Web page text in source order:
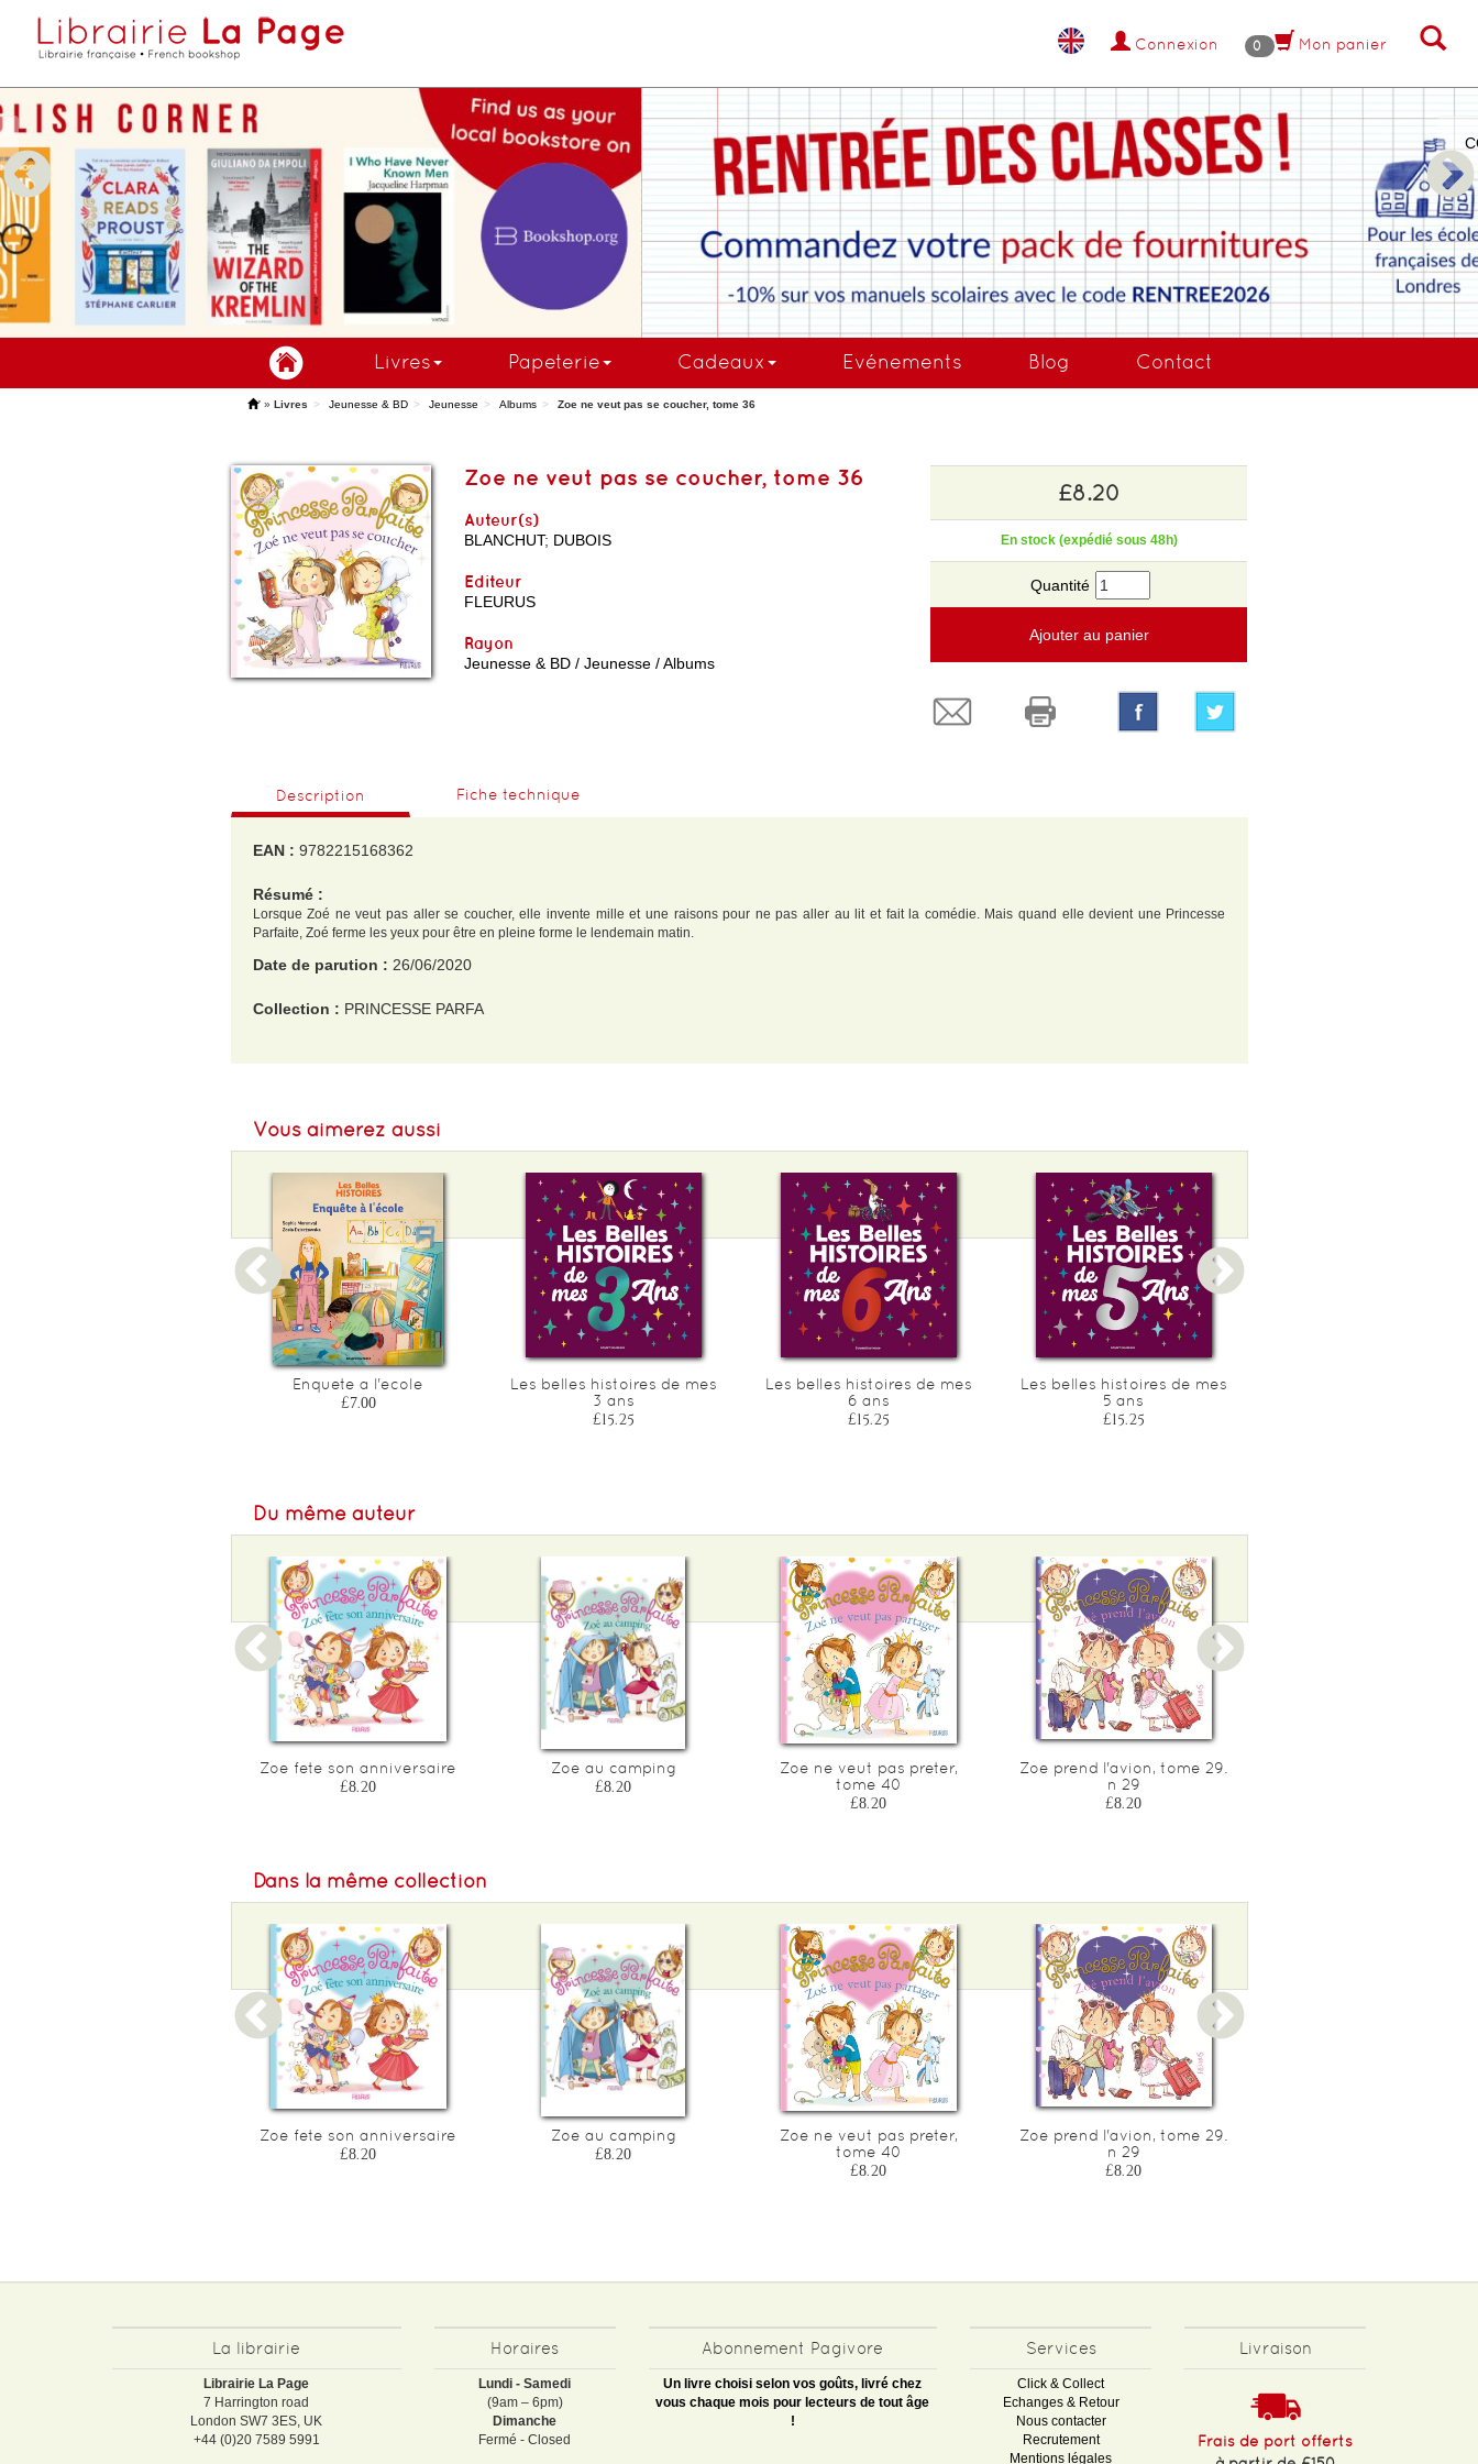
Connexion 0 Mon panier
COMMANDEZ MAINTENANT !
Livres Papeterie Cadeaux Evénements Blog Contact
'» Livres Jeunesse & BD Jeunesse Albums Zoe ne veut pas se coucher, tome 36
Zoe ne veut pas se coucher, tome 36
Auteur(s)
BLANCHUT; DUBOIS
Editeur
FLEURUS
Rayon
Jeunesse & BD / Jeunesse / Albums
£8.20
En stock (expédié sous 48h)
Quantité
Ajouter au panier
Description Fiche technique
EAN : 9782215168362
Résumé :
Lorsque Zoé ne veut pas aller se coucher, elle invente mille et une raisons pour ne pas aller au lit et fait la comédie. Mais quand elle devient une Princesse
Parfaite, Zoé ferme les yeux pour être en pleine forme le lendemain matin.
Date de parution : 26/06/2020
Collection : PRINCESSE PARFA
Format L :177
202 g
Epaisseur : 14
Vous aimerez aussi
Enquete a l'ecole
£7.00
Les belles histoires de mes
3 ans
£15.25
Les belles histoires de mes
6 ans
£15.25
Les belles histoires de mes
5 ans
£15.25
Du même auteur
Zoe fete son anniversaire
£8.20
Zoe au camping
£8.20
Zoe ne veut pas preter,
tome 40
£8.20
Zoe prend l'avion, tome 29.
n 29
£8.20
Dans la même collection
Zoe fete son anniversaire
£8.20
Zoe au camping
£8.20
Zoe ne veut pas preter,
tome 40
£8.20
Zoe prend l'avion, tome 29.
n 29
£8.20
La librairie
Librairie La Page
7 Harrington road
London SW7 3ES, UK
+44 (0)20 7589 5991
Horaires
Lundi - Samedi
(9am – 6pm)
Dimanche
Fermé - Closed
Abonnement Pagivore
Un livre choisi selon vos goûts, livré chez
vous chaque mois pour lecteurs de tout âge
!
Services
Click & Collect
Echanges & Retour
Nous contacter
Recrutement
Mentions légales
Livraison
Frais de port offerts